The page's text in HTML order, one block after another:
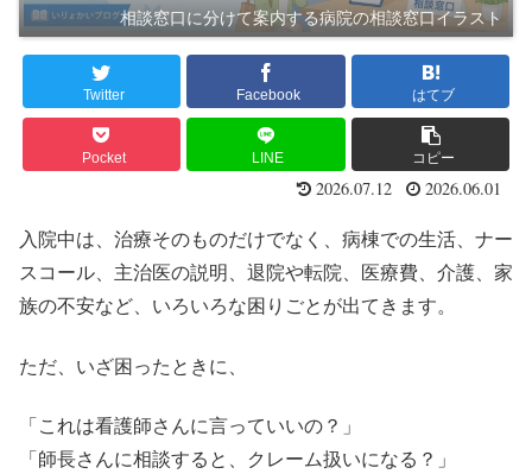
相談窓口に分けて案内する病院の相談窓口イラスト
Twitter Facebook はてブ
Pocket LINE コピー
2026.07.12 2026.06.01
入院中は、治療そのものだけでなく、病棟での生活、ナー
スコール、主治医の説明、退院や転院、医療費、介護、家
族の不安など、いろいろな困りごとが出てきます。
ただ、いざ困ったときに、
「これは看護師さんに言っていいの？」
「師長さんに相談すると、クレーム扱いになる？」